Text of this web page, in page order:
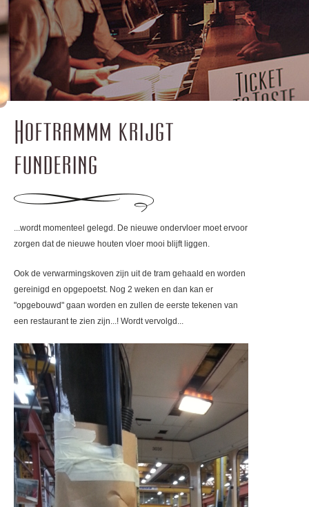
Hoftrammm krijgt
fundering
...wordt momenteel gelegd. De nieuwe ondervloer moet ervoor
zorgen dat de nieuwe houten vloer mooi blijft liggen.
Ook de verwarmingskoven zijn uit de tram gehaald en worden
gereinigd en opgepoetst. Nog 2 weken en dan kan er
"opgebouwd" gaan worden en zullen de eerste tekenen van
een restaurant te zien zijn...! Wordt vervolgd...